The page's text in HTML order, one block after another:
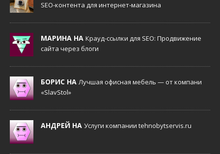
SEO-контента для интернет-магазина
МАРИНА НА Крауд-ссылки для SEO: Продвижение
сайта через блоги
БОРИС НА Лучшая офисная мебель — от компани
«SlavStol»
АНДРЕЙ НА Услуги компании tehnobytservis.ru